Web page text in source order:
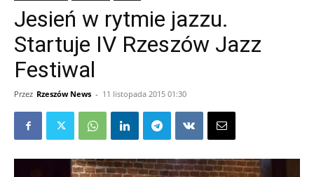
Jesień w rytmie jazzu.
Startuje IV Rzeszów Jazz
Festiwal
Przez Rzeszów News - 11 listopada 2015 01:30